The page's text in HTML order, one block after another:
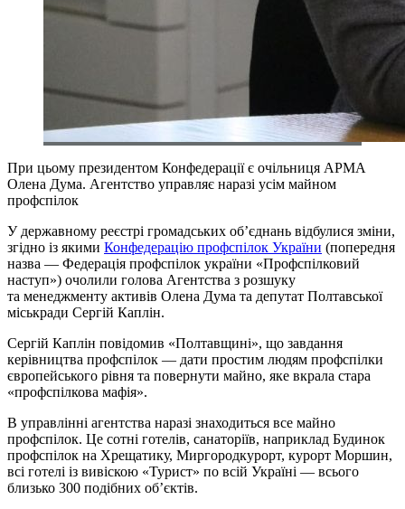
При цьому президентом Конфедерації є очільниця АРМА
Олена Дума. Агентство управляє наразі усім майном
профспілок
У державному реєстрі громадських об’єднань відбулися зміни,
згідно із якими Конфедерацію профспілок України (попередня
назва — Федерація профспілок україни «Профспілковий
наступ») очолили голова Агентства з розшуку
та менеджменту активів Олена Дума та депутат Полтавської
міськради Сергій Каплін.
Сергій Каплін повідомив «Полтавщині», що завдання
керівництва профспілок — дати простим людям профспілки
європейського рівня та повернути майно, яке вкрала стара
«профспілкова мафія».
В управлінні агентства наразі знаходиться все майно
профспілок. Це сотні готелів, санаторіїв, наприклад Будинок
профспілок на Хрещатику, Миргородкурорт, курорт Моршин,
всі готелі із вивіскою «Турист» по всій Україні — всього
близько 300 подібних об’єктів.